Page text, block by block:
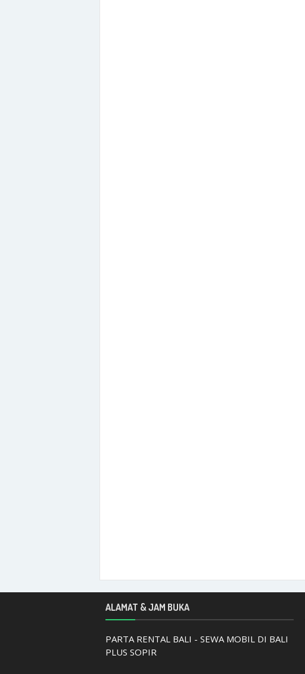
ALAMAT & JAM BUKA
PARTA RENTAL BALI - SEWA MOBIL DI BALI
PLUS SOPIR